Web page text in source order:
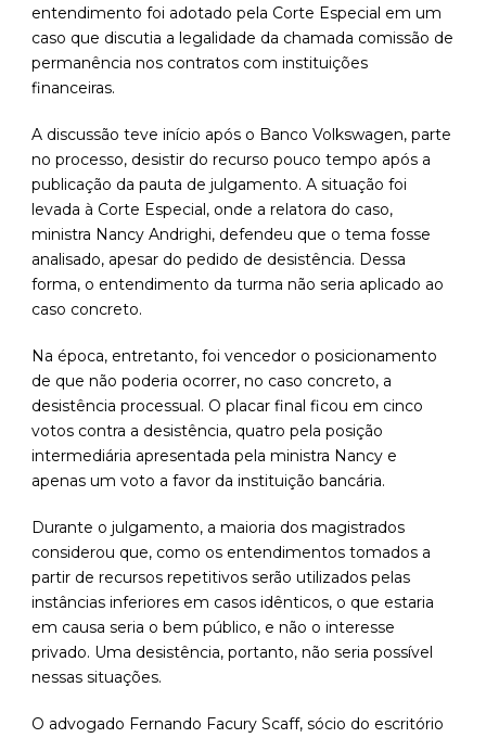
entendimento foi adotado pela Corte Especial em um
caso que discutia a legalidade da chamada comissão de
permanência nos contratos com instituições
financeiras.
A discussão teve início após o Banco Volkswagen, parte
no processo, desistir do recurso pouco tempo após a
publicação da pauta de julgamento. A situação foi
levada à Corte Especial, onde a relatora do caso,
ministra Nancy Andrighi, defendeu que o tema fosse
analisado, apesar do pedido de desistência. Dessa
forma, o entendimento da turma não seria aplicado ao
caso concreto.
Na época, entretanto, foi vencedor o posicionamento
de que não poderia ocorrer, no caso concreto, a
desistência processual. O placar final ficou em cinco
votos contra a desistência, quatro pela posição
intermediária apresentada pela ministra Nancy e
apenas um voto a favor da instituição bancária.
Durante o julgamento, a maioria dos magistrados
considerou que, como os entendimentos tomados a
partir de recursos repetitivos serão utilizados pelas
instâncias inferiores em casos idênticos, o que estaria
em causa seria o bem público, e não o interesse
privado. Uma desistência, portanto, não seria possível
nessas situações.
O advogado Fernando Facury Scaff, sócio do escritório